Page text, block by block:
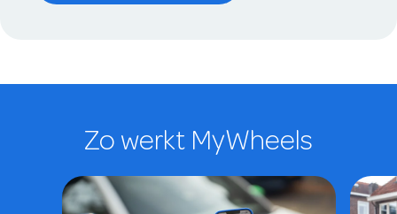
Zo werkt MyWheels